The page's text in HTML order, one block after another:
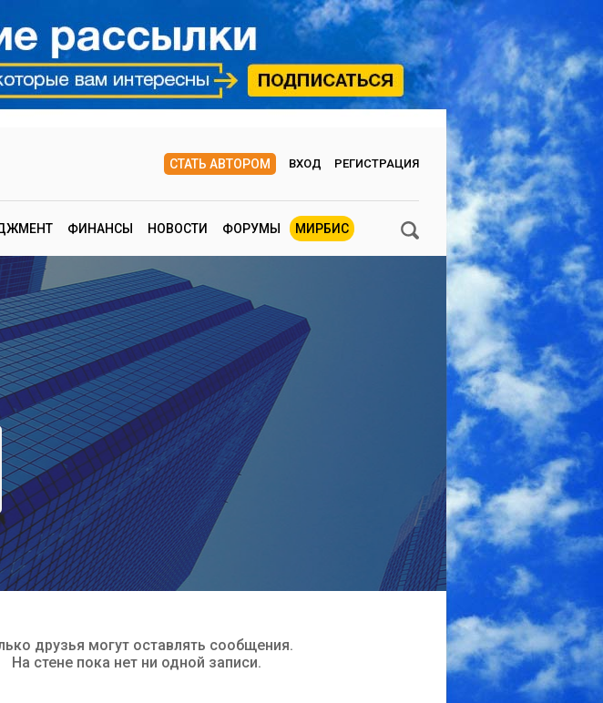
СТАТЬ АВТОРОМ ВХОД РЕГИСТРАЦИЯ
ФИНАНСЫ НОВОСТИ ФОРУМЫ МИРБИС
друзья могут оставлять сообщения.
На стене пока нет ни одной записи.